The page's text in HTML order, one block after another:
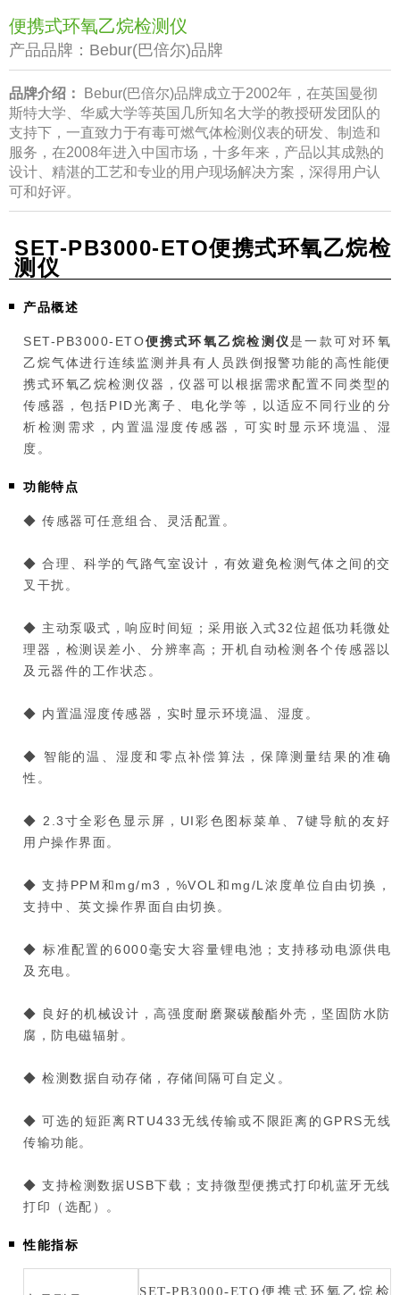
便携式环氧乙烷检测仪
产品品牌： Bebur(巴倍尔)品牌
品牌介绍：
Bebur(巴倍尔)品牌成立于2002年，在英国曼彻
斯特大学、华威大学等英国几所知名大学的教授研发团队的
支持下，一直致力于有毒可燃气体检测仪表的研发、制造和
服务，在2008年进入中国市场，十多年来，产品以其成熟的
设计、精湛的工艺和专业的用户现场解决方案，深得用户认
可和好评。
SET-PB3000-ETO便携式环氧乙烷检
测仪
产品概述
SET-PB3000-ETO便携式环氧乙烷检测仪是一款可对环氧
乙烷气体进行连续监测并具有人员跌倒报警功能的高性能便
携式环氧乙烷检测仪器，仪器可以根据需求配置不同类型的
传感器，包括PID光离子、电化学等，以适应不同行业的分
析检测需求，内置温湿度传感器，可实时显示环境温、湿
度。
功能特点
◆ 传感器可任意组合、灵活配置。
◆ 合理、科学的气路气室设计，有效避免检测气体之间的交
叉干扰。
◆ 主动泵吸式，响应时间短；采用嵌入式32位超低功耗微处
理器，检测误差小、分辨率高；开机自动检测各个传感器以
及元器件的工作状态。
◆ 内置温湿度传感器，实时显示环境温、湿度。
◆ 智能的温、湿度和零点补偿算法，保障测量结果的准确
性。
◆ 2.3寸全彩色显示屏，UI彩色图标菜单、7键导航的友好
用户操作界面。
◆ 支持PPM和mg/m3，%VOL和mg/L浓度单位自由切换，
支持中、英文操作界面自由切换。
◆ 标准配置的6000毫安大容量锂电池；支持移动电源供电
及充电。
◆ 良好的机械设计，高强度耐磨聚碳酸酯外壳，坚固防水防
腐，防电磁辐射。
◆ 检测数据自动存储，存储间隔可自定义。
◆ 可选的短距离RTU433无线传输或不限距离的GPRS无线
传输功能。
◆ 支持检测数据USB下载；支持微型便携式打印机蓝牙无线
打印（选配）。
性能指标
SET-PB3000-ETO便携式环氧乙烷检